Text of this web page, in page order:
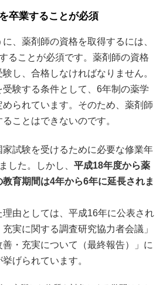
卒業することが必須
、薬剤師の資格を取得するには、
ることが必須です。薬剤師の資格
し、合格しなければなりません。
験する条件として、6年制の薬学
られています。そのため、薬剤師
ことはできないのです。
家試験を受けるために必要な修業年
した。しかし、 平成18年度から薬
育期間は4年から6年に延長されま
由としては、平成16年に公表され
実に関する調査研究協力者会議」
・充実について（最終報告）」に
げられています。